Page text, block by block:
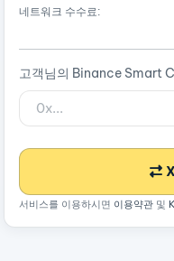
네트워크 수수료:
고객님의 Binance Smart
서비스를 이용하시면 이용약관 및